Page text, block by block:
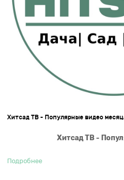
Хитсад ТВ - Популярные видео
Хитсад ТВ -
Подробнее